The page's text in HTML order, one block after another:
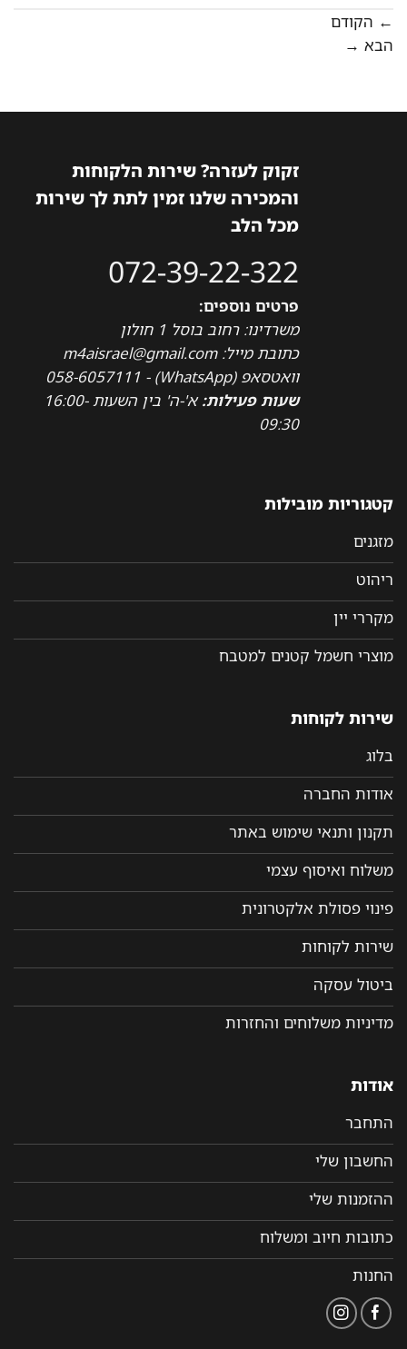
← הקודם
הבא →
זקוק לעזרה? שירות הלקוחות
והמכירה שלנו זמין לתת לך שירות
מכל הלב
072-39-22-322
פרטים נוספים:
משרדינו: רחוב בוסל 1 חולון
כתובת מייל: m4aisrael@gmail.com
וואטסאפ (WhatsApp) - 058-6057111
שעות פעילות:
א'-ה' בין השעות 16:00-
09:30
קטגוריות מובילות
מזגנים
ריהוט
מקררי יין
מוצרי חשמל קטנים למטבח
שירות לקוחות
בלוג
אודות החברה
תקנון ותנאי שימוש באתר
משלוח ואיסוף עצמי
פינוי פסולת אלקטרונית
שירות לקוחות
ביטול עסקה
מדיניות משלוחים והחזרות
אודות
התחבר
החשבון שלי
ההזמנות שלי
כתובות חיוב ומשלוח
החנות